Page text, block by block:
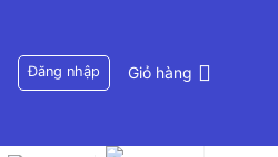
Đăng nhập Giỏ hàng